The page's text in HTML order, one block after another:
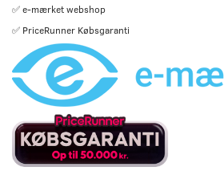
✅ e-mærket webshop
✅ PriceRunner Købsgaranti